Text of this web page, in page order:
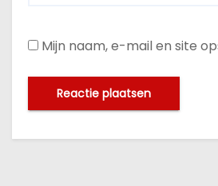
Mijn naam, e-mail en site